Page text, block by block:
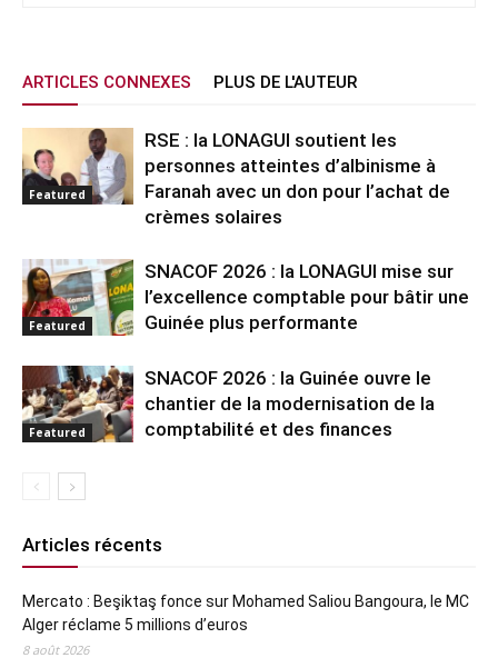
ARTICLES CONNEXES PLUS DE L'AUTEUR
Featured
RSE : la LONAGUI soutient les
personnes atteintes d’albinisme à
Faranah avec un don pour l’achat de
crèmes solaires
Featured
SNACOF 2026 : la LONAGUI mise sur
l’excellence comptable pour bâtir une
Guinée plus performante
Featured
SNACOF 2026 : la Guinée ouvre le
chantier de la modernisation de la
comptabilité et des finances
Articles récents
Mercato : Beşiktaş fonce sur Mohamed Saliou Bangoura, le MC
Alger réclame 5 millions d’euros
8 août 2026